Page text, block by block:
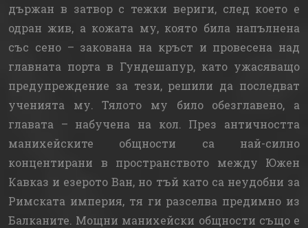
държан в затвор с тежки вериги, след което е
одран жив, а кожата му, която била напълнена
със сено – закована на кръст и провесена над
главната порта в Гундешапур, като ужасяващо
предупреждение за тези, решили да последват
ученията му. Тялото му било обезглавено, а
главата – набучена на кол. През античността
манихейските общности са най-силно
концентирани в пространството между Южен
Кавказ и езерото Ван, но тъй като са неудобни за
Римската империя, тя ги разселва предимно из
Балканите. Мощни манихейски общности също е